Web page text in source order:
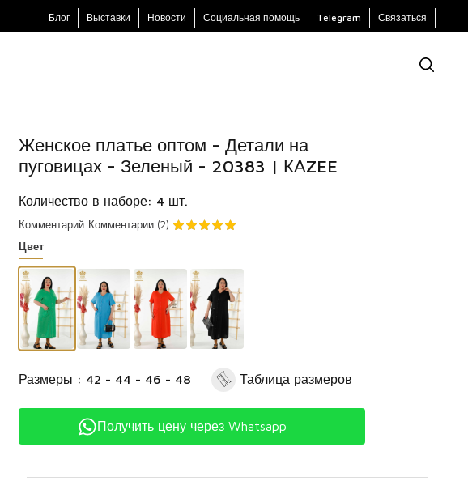
Блог Выставки Новости Социальная помощь Telegram Связаться
Женское платье оптом - Детали на
пуговицах - Зеленый - 20383 | КАZEE
Количество в наборе: 4 шт.
Комментарий Комментарии (2)
Цвет
Размеры : 42 - 44 - 46 - 48 Таблица размеров
Получить цену через Whatsapp